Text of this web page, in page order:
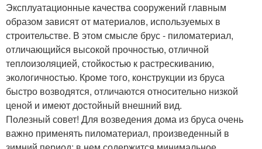
Эксплуатационные качества сооружений главным
образом зависят от материалов, используемых в
строительстве. В этом смысле брус - пиломатериал,
отличающийся высокой прочностью, отличной
теплоизоляцией, стойкостью к растрескиванию,
экологичностью. Кроме того, конструкции из бруса
быстро возводятся, отличаются относительно низкой
ценой и имеют достойный внешний вид.
Полезный совет! Для возведения дома из бруса очень
важно применять пиломатериал, произведенный в